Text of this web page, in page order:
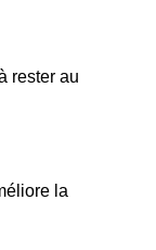
rester au
la